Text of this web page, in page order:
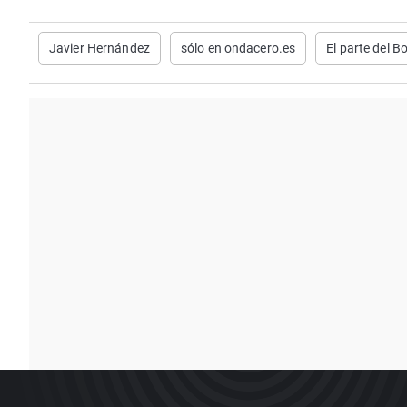
Javier Hernández sólo en ondacero.es El parte del